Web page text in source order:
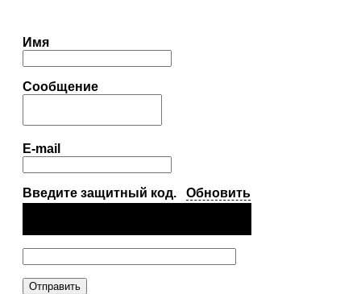
Имя
Сообщение
E-mail
Введите защитный код. Обновить